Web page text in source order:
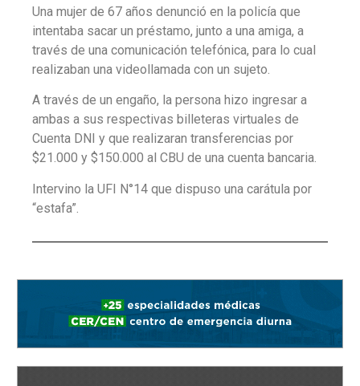
Una mujer de 67 años denunció en la policía que
intentaba sacar un préstamo, junto a una amiga, a
través de una comunicación telefónica, para lo cual
realizaban una videollamada con un sujeto.
A través de un engaño, la persona hizo ingresar a
ambas a sus respectivas billeteras virtuales de
Cuenta DNI y que realizaran transferencias por
$21.000 y $150.000 al CBU de una cuenta bancaria.
Intervino la UFI N°14 que dispuso una carátula por
“estafa”.